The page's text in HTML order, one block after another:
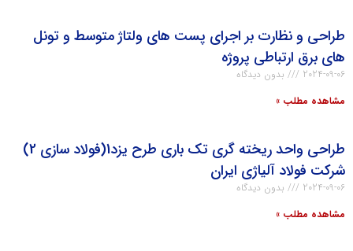
طراحي و نظارت بر اجراي پست هاي ولتاژ متوسط و تونل
هاي برق ارتباطي پروژه
2024-09-06
بدون دیدگاه
مشاهده مطلب »
طراحی واحد ريخته گري تك باري طرح یزد1(فولاد سازی 2)
شرکت فولاد آلیاژی ایران
2024-09-06
بدون دیدگاه
مشاهده مطلب »